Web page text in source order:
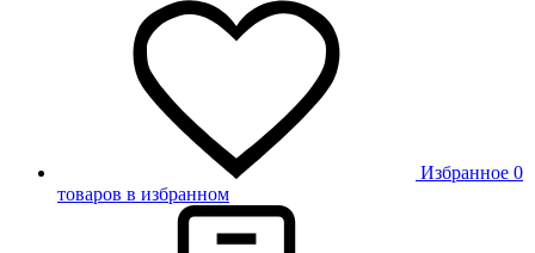
Избранное 0
товаров в избранном